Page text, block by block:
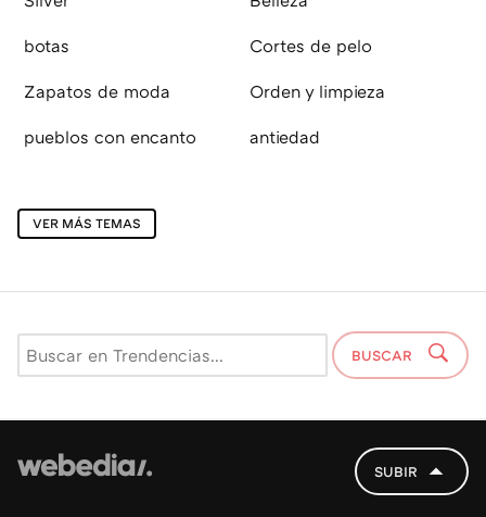
botas Cortes de pelo
Zapatos de moda Orden y limpieza
pueblos con encanto antiedad
VER MÁS TEMAS
BUSCAR
SUBIR